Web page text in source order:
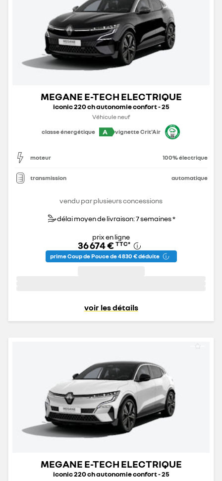
MEGANE E-TECH ELECTRIQUE
iconic 220 ch autonomie confort - 25
Véhicule neuf
classe énergétique
A vignette Crit'Air
moteur 100% électrique
transmission automatique
vendu par plusieurs concessions
délai moyen de livraison: 7 semaines *
prix en ligne
36 674 € TTC*
prime Coup de Pouce de 4 830 € déduite
voir les détails
MEGANE E-TECH ELECTRIQUE
iconic 220 ch autonomie confort - 25